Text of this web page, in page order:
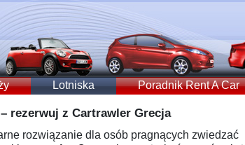
Lotniska Poradnik Rent A Car
rezerwuj z Cartrawler Grecja
rozwiązanie dla osób pragnących zwiedzać